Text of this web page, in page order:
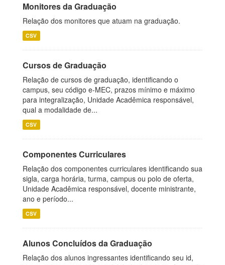
Monitores da Graduação
Relação dos monitores que atuam na graduação.
CSV
Cursos de Graduação
Relação de cursos de graduação, identificando o
campus, seu código e-MEC, prazos mínimo e máximo
para integralização, Unidade Acadêmica responsável,
qual a modalidade de...
CSV
Componentes Curriculares
Relação dos componentes curriculares identificando sua
sigla, carga horária, turma, campus ou polo de oferta,
Unidade Acadêmica responsável, docente ministrante,
ano e período...
CSV
Alunos Concluídos da Graduação
Relação dos alunos ingressantes identificando seu id,